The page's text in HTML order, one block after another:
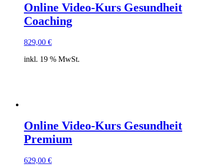
Online Video-Kurs Gesundheit
Coaching
829,00 €
inkl. 19 % MwSt.
Online Video-Kurs Gesundheit
Premium
629,00 €